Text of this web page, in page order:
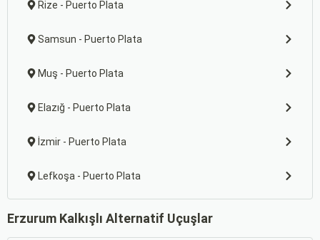
Rize - Puerto Plata
Samsun - Puerto Plata
Muş - Puerto Plata
Elazığ - Puerto Plata
İzmir - Puerto Plata
Lefkoşa - Puerto Plata
Erzurum Kalkışlı Alternatif Uçuşlar